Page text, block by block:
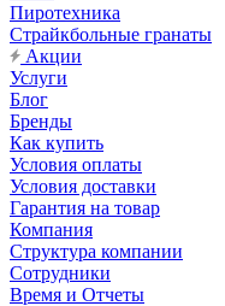
Пиротехника
Страйкбольные гранаты
Акции
Услуги
Блог
Бренды
Как купить
Условия оплаты
Условия доставки
Гарантия на товар
Компания
Структура компании
Сотрудники
Время и Отчеты